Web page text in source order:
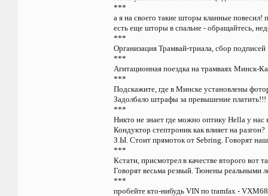
***
а я на своего такие шторы кланные повесил!
есть еще шторы в спальне - обращайтесь,
***
Организация Трамвай-триала, сбор подписей
***
Агитационная поездка на трамваях Минск-
***
Подскажите, где в Минске установлены
Задолбало штрафы за превышение платить!!!
***
Никто не знает где можно оптику Hella у нас
Кондуктор стептроник как влияет на разгон?
З.Ы. Стоит прямоток от Sebring. Говорят
***
Кстати, присмотрел в качестве второго вот
Говорят весьма резвый. Тюнены реальными
***
пробейте кто-нибудь VIN по tramfax -